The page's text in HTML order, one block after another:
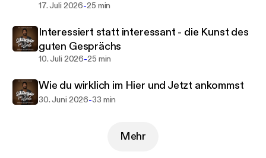
17. Juli 2026-25 min
Interessiert statt interessant - die Kunst des
guten Gesprächs
10. Juli 2026-25 min
Wie du wirklich im Hier und Jetzt ankommst
30. Juni 2026-33 min
Mehr